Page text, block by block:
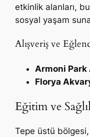
etkinlik alanları,
sosyal yaşam
Alışveriş ve
Armoni Park
Florya
Eğitim ve
Tepe üstü